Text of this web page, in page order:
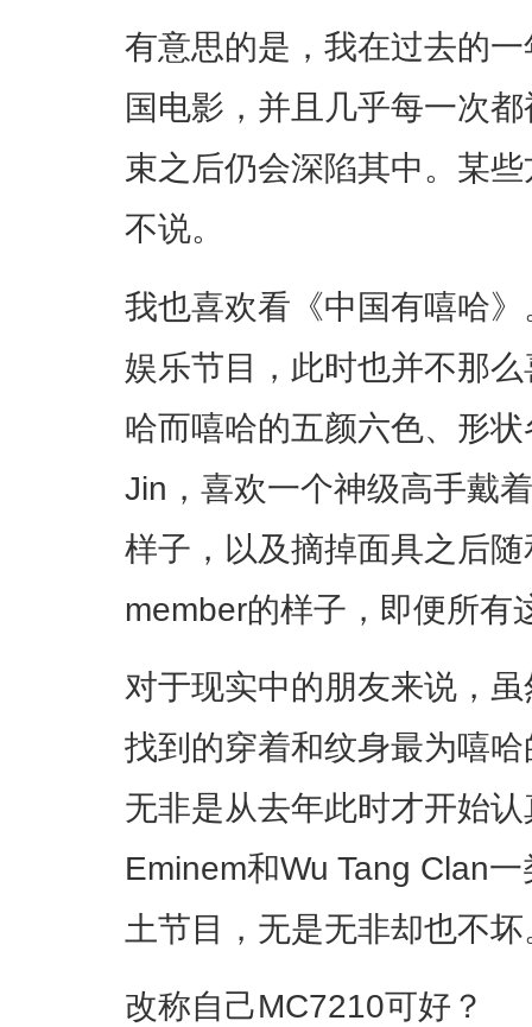
有意思的是，我在过去的
国电影，并且几乎每一次
束之后仍会深陷其中。某
不说。
我也喜欢看《中国有嘻哈
娱乐节目，此时也并不那
哈而嘻哈的五颜六色、形
Jin，喜欢一个神级高手戴
样子，以及摘掉面具之后
member的样子，即便所有
对于现实中的朋友来说，
找到的穿着和纹身最为嘻
无非是从去年此时才开始
Eminem和Wu Tang Clan
土节目，无是无非却也不坏
改称自己MC7210可好？